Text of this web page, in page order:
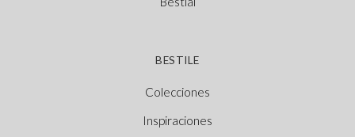
BESTILE
Colecciones
Inspiraciones